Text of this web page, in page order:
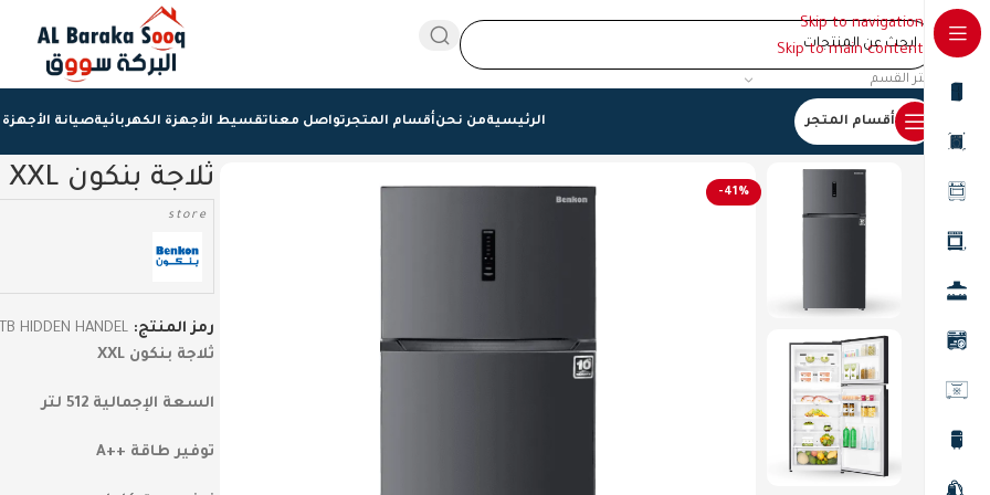
Skip to navigation
Skip to main content
اختر القسم
أقسام المتجر الرئيسيةمن نحنأقسام المتجرتواصل معناتقسيط الأجهزة الكهربائيةصيانة الأجهزة
الرئيسية/ثلاجات/
-41% ثلاجة بنكون XXL
store
رمز المنتج: HIDDEN HANDEL
ثلاجة بنكون XXL
السعة الإجمالية 512 لتر
توفير طاقة ++A